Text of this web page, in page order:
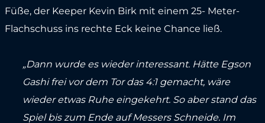
Füße, der Keeper Kevin Birk mit einem 25- Meter-
Flachschuss ins rechte Eck keine Chance ließ.
„Dann wurde es wieder interessant. Hätte Egson
Gashi frei vor dem Tor das 4:1 gemacht, wäre
wieder etwas Ruhe eingekehrt. So aber stand das
Spiel bis zum Ende auf Messers Schneide. Im